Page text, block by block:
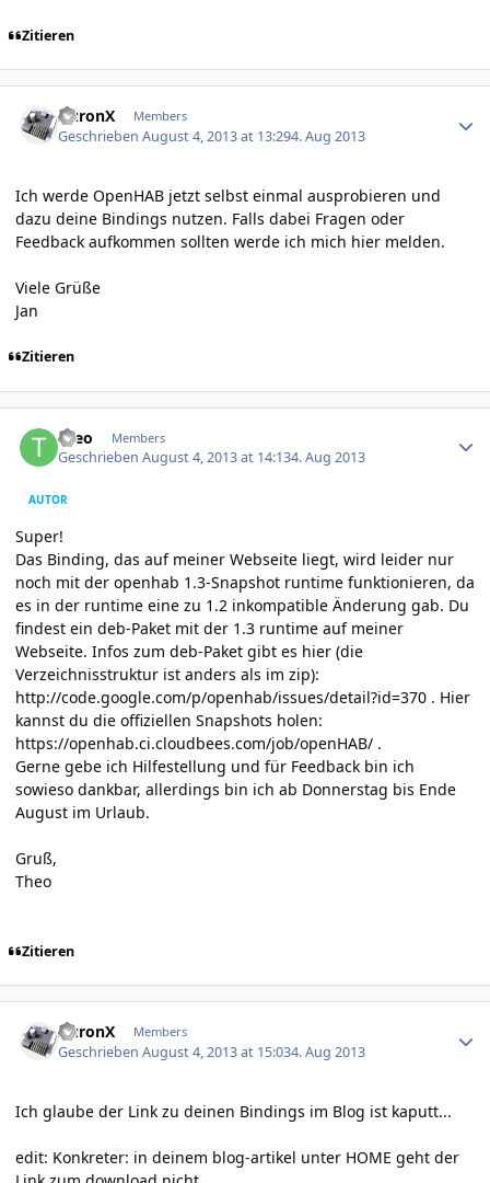
Zitieren
AuronX Members
GeschriebenAugust 4, 2013 at 13:294. Aug 2013
Ich werde OpenHAB jetzt selbst einmal ausprobieren und
dazu deine Bindings nutzen. Falls dabei Fragen oder
Feedback aufkommen sollten werde ich mich hier melden.
Viele Grüße
Jan
Zitieren
theo Members
GeschriebenAugust 4, 2013 at 14:134. Aug 2013
AUTOR
Super!
Das Binding, das auf meiner Webseite liegt, wird leider nur
noch mit der openhab 1.3-Snapshot runtime funktionieren, da
es in der runtime eine zu 1.2 inkompatible Änderung gab. Du
findest ein deb-Paket mit der 1.3 runtime auf meiner
Webseite. Infos zum deb-Paket gibt es hier (die
Verzeichnisstruktur ist anders als im zip):
http://code.google.com/p/openhab/issues/detail?id=370 . Hier
kannst du die offiziellen Snapshots holen:
https://openhab.ci.cloudbees.com/job/openHAB/ .
Gerne gebe ich Hilfestellung und für Feedback bin ich
sowieso dankbar, allerdings bin ich ab Donnerstag bis Ende
August im Urlaub.
Gruß,
Theo
Zitieren
AuronX Members
GeschriebenAugust 4, 2013 at 15:034. Aug 2013
Ich glaube der Link zu deinen Bindings im Blog ist kaputt...
edit: Konkreter: in deinem blog-artikel unter HOME geht der